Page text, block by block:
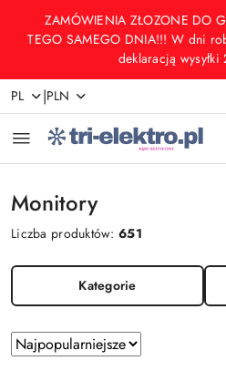
Przejdź do treści głównej
Przejdź do wyszukiwarki
Przejdź do moje konto
Przejdź do menu
Przejdź do stopki
ZAMÓWIENIA ZŁOZONE DO
TEGO SAMEGO DNIA!!! W dni
deklaracją
PL |PLN
Monitory
Liczba produktów:651
Kategorie
Zastosowano sortowanie: Najpopularniejsze.
Sortuj
według